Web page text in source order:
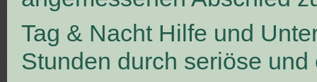
Tag & Nacht Hilfe und
Stunden durch seriöse